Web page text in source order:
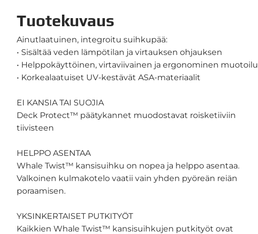
Tuotekuvaus
Ainutlaatuinen, integroitu suihkupää:
• Sisältää veden lämpötilan ja virtauksen ohjauksen
• Helppokäyttöinen, virtaviivainen ja ergonominen muotoilu
• Korkealaatuiset UV-kestävät ASA-materiaalit
EI KANSIA TAI SUOJIA
Deck Protect™ päätykannet muodostavat roisketiiviin
tiivisteen
HELPPO ASENTAA
Whale Twist™ kansisuihku on nopea ja helppo asentaa.
Valkoinen kulmakotelo vaatii vain yhden pyöreän reiän
poraamisen.
YKSINKERTAISET PUTKITYÖT
Kaikkien Whale Twist™ kansisuihkujen putkityöt ovat